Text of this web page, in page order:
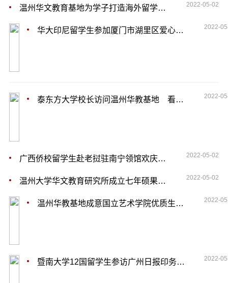
温州华文教育基地为学子打造海外留学便捷通道 2022-05-02
华大印尼留学生参加厦门市湖里区爱心支教活动 2022-
泰东方大学校长访问温州华教基地 看望留学生 2022-
广西侨校留学生赴老挝驻南宁领馆欢庆泼水节 2022-05-02
温州大学华文教育研究所成立七年硕果累累 2022-05-02
温州华教基地成意国立艺术学院优质生源基地 2022-
暨南大学12国留学生参访广州日报印务中心侧记 2022-